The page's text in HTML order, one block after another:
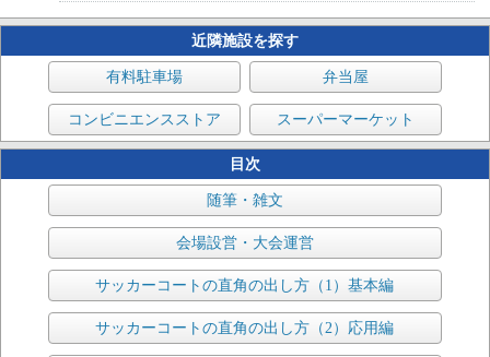
近隣施設を探す
有料駐車場 弁当屋
コンビニエンスストア スーパーマーケット
目次
随筆・雑文
会場設営・大会運営
サッカーコートの直角の出し方（1）基本編
サッカーコートの直角の出し方（2）応用編